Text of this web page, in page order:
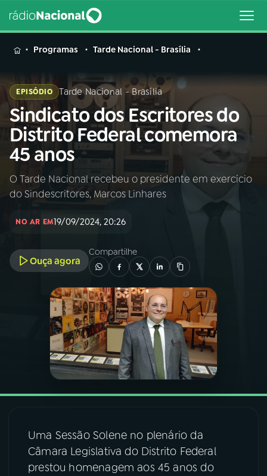
MENU
Buscar
na
Rádio
Nacional
Buscar
AO VIVO
INÍCIO
A RÁDIO
PROGRAMAÇÃO
PROGRAMAS
PODCASTS
07ÚLTIMAS
Programas Tarde Nacional - Brasília
EPISÓDIO Tarde Nacional - Brasília
Sindicato dos Escritores do
Distrito Federal comemora
45 anos
O Tarde Nacional recebeu o presidente em exercício
do Sindescritores, Marcos Linhares
NO AR EM19/09/2024, 20:26
Ouça agora
Compartilhe
Uma Sessão Solene no plenário da
Câmara Legislativa do Distrito Federal
prestou homenagem aos 45 anos do